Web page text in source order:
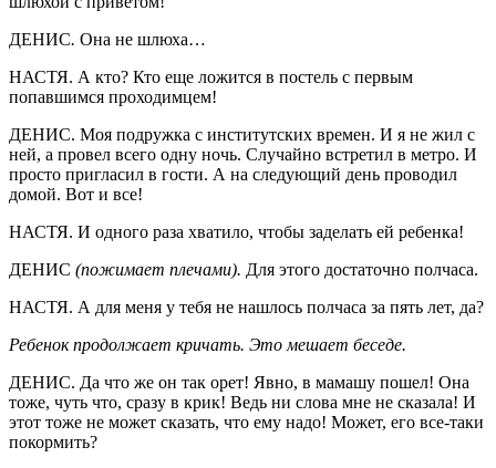
ДЕНИС. Она не шлюха…
НАСТЯ. А кто? Кто еще ложится в постель с первым
попавшимся проходимцем!
ДЕНИС. Моя подружка с институтских времен. И я не жил с
ней, а провел всего одну ночь. Случайно встретил в метро. И
просто пригласил в гости. А на следующий день проводил
домой. Вот и все!
НАСТЯ. И одного раза хватило, чтобы заделать ей ребенка!
ДЕНИС (пожимает плечами). Для этого достаточно полчаса.
НАСТЯ. А для меня у тебя не нашлось полчаса за пять лет, да?
Ребенок продолжает кричать. Это мешает беседе.
ДЕНИС. Да что же он так орет! Явно, в мамашу пошел! Она
тоже, чуть что, сразу в крик! Ведь ни слова мне не сказала! И
этот тоже не может сказать, что ему надо! Может, его все-таки
покормить?